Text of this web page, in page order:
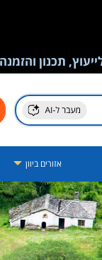
תכנון
אזורים ביוון